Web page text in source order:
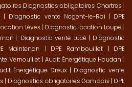
Diagnostics obligatoires Chartres |
| Diagnostic vente Nogent-le-Roi | DPE
Lèves | Diagnostic location Loupe |
| Diagnostic vente Lucé | Diagnostic
Maintenon | DPE Rambouillet | DPE
Vernouillet|Audit Énergétique Houdan |
Énergétique Dreux | Diagnostic vente
| Diagnostics obligatoires Gambais | DPE